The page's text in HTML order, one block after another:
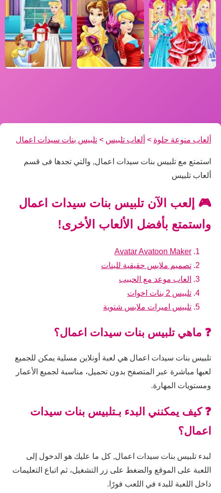
ألعاب منوعة حلوة > ألعاب تلبيس > تلبيس بنات سيدات اعمال
استمتع مع تلبيس بنات سيدات اعمال, والتي تجدها فى قسم
ألعاب تلبيس
🎮 إلعب الآن تلبيس بنات سيدات اعمال
واستمتع بأفضل الألعاب الأخرى!
Avatar Avatoon Maker
تصميم ملابس حقيقية للبنات
العاب موعد مع الحبيب
تلبيس 2 بنات اخوات
تلبيس اميرات ملابس شتوية
❓ ماهي تلبيس بنات سيدات اعمال؟
تلبيس بنات سيدات اعمال هي لعبة أونلاين مسلية يمكن للجميع
لعبها مباشرة عبر المتصفح بدون تحميل، مناسبة لجميع الأعمار
ومستويات المهارة.
❓ كيف يمكنني البدء بـتلبيس بنات سيدات
اعمال؟
لبدء تلبيس بنات سيدات اعمال, كل ما عليك هو الدخول إلى
اللعبة على الموقع والضغط على زر التشغيل، ثم اتباع التعليمات
داخل اللعبة للبدء في اللعب فورًا.